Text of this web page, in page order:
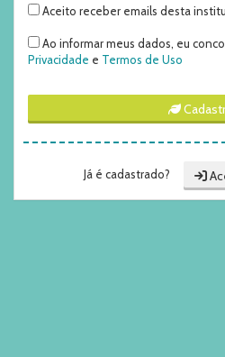
Aceito receber emails desta
Ao informar meus dados, eu
Privacidade e Termos de Uso
Já é cadastrado?